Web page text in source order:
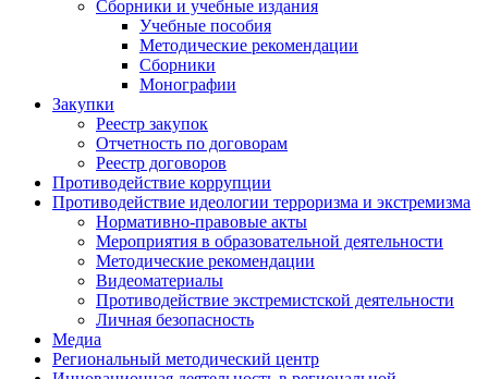
Сборники и учебные издания
Учебные пособия
Методические рекомендации
Сборники
Монографии
Закупки
Реестр закупок
Отчетность по договорам
Реестр договоров
Противодействие коррупции
Противодействие идеологии терроризма и экстремизма
Нормативно-правовые акты
Мероприятия в образовательной деятельности
Методические рекомендации
Видеоматериалы
Противодействие экстремистской деятельности
Личная безопасность
Медиа
Региональный методический центр